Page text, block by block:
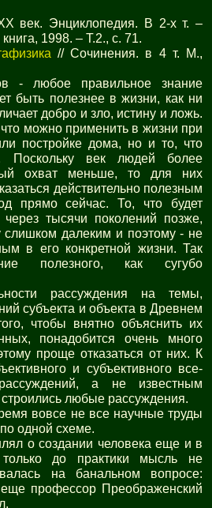
век. Энциклопедия. В 2-х т. –
1998. – Т.2., с. 71.
// Сочинения. в 4 т. М.,
- любое правильное знание
быть полезнее в жизни, как ни
добро и зло, истину и ложь.
можно применить в жизни при
постройке дома, но и то, что
Поскольку век людей более
охват меньше, то для них
действительно полезным
прямо сейчас. То, что будет
тысячи поколений позже,
слишком далеким и поэтому - не
в его конкретной жизни. Так
полезного, как сугубо
рассуждения на темы,
субъекта и объекта в Древнем
чтобы внятно объяснить их
понадобится очень много
проще отказаться от них. К
и субъективного все-
а не известным
любые рассуждения.
вовсе не все научные труды
одной схеме.
о создании человека еще и в
до практики мысль не
на банальном вопросе:
профессор Преображенский